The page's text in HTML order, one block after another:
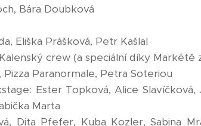
Bára Doubková
Eliška Prášková, Petr Kašlal
crew (a speciální díky Markétě
Paranormale, Petra Soteriou
Ester Topková, Alice Slavíčková,
Marta
Dita Pfefer, Kuba Kozler, Sabina